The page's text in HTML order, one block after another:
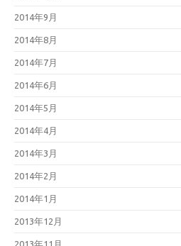
2014年9月
2014年8月
2014年7月
2014年6月
2014年5月
2014年4月
2014年3月
2014年2月
2014年1月
2013年12月
2013年11月